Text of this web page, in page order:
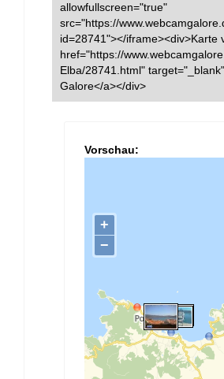
allowfullscreen="true"
src="https://
id=28741"></iframe><div>Karte
href="https://
Elba/28741.html"
Galore</a></div>
Vorschau: